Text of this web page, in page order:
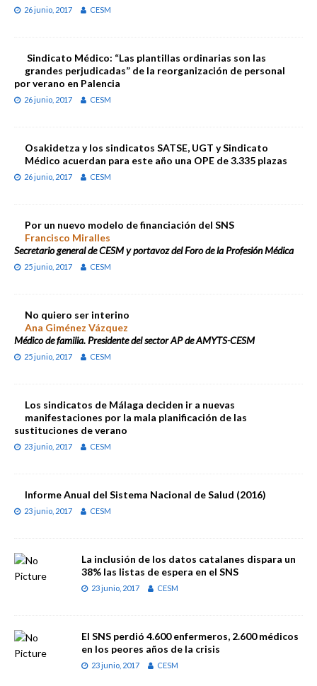
26 junio, 2017 CESM
Sindicato Médico: “Las plantillas ordinarias son las
grandes perjudicadas” de la reorganización de personal
por verano en Palencia
26 junio, 2017 CESM
Osakidetza y los sindicatos SATSE, UGT y Sindicato
Médico acuerdan para este año una OPE de 3.335 plazas
26 junio, 2017 CESM
Por un nuevo modelo de financiación del SNS
Francisco Miralles
Secretario general de CESM y portavoz del Foro de la Profesión Médica
25 junio, 2017 CESM
No quiero ser interino
Ana Giménez Vázquez
Médico de familia. Presidente del sector AP de AMYTS-CESM
25 junio, 2017 CESM
Los sindicatos de Málaga deciden ir a nuevas
manifestaciones por la mala planificación de las
sustituciones de verano
23 junio, 2017 CESM
Informe Anual del Sistema Nacional de Salud (2016)
23 junio, 2017 CESM
La inclusión de los datos catalanes dispara un
38% las listas de espera en el SNS
23 junio, 2017 CESM
El SNS perdió 4.600 enfermeros, 2.600 médicos
en los peores años de la crisis
23 junio, 2017 CESM